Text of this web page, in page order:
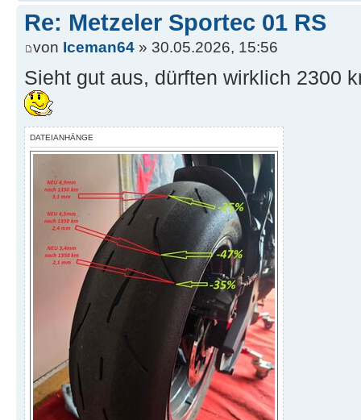
Re: Metzeler Sportec 01 RS
von Iceman64 » 30.05.2026, 15:56
Sieht gut aus, dürften wirklich 2300
DATEIANHÄNGE